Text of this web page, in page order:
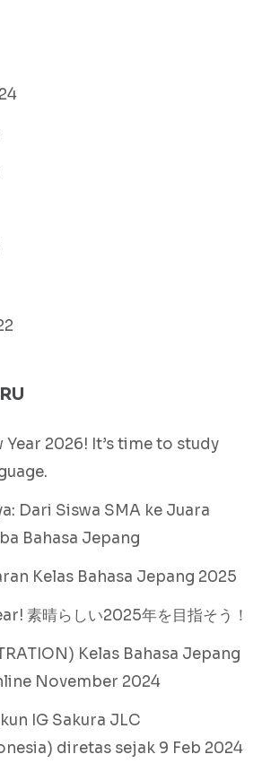
2026! It’s time to study
Dari Siswa SMA ke Juara
Bahasa Jepang
Kelas Bahasa Jepang 2025
素晴らしい2025年を目指そう！
Kelas Bahasa Jepang
November 2024
IG Sakura JLC
diretas sejak 9 Feb 2024